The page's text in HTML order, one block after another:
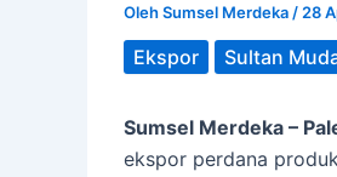
OlehSumsel Merdeka / 28
Ekspor Sultan
Sumsel Merdeka –
ekspor perdana